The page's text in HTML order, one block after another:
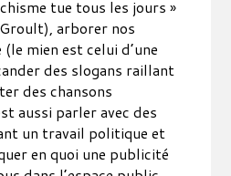
tue tous les jours »
arborer nos
mien est celui d’une
des slogans raillant
des chansons
aussi parler avec des
un travail politique et
en quoi une publicité